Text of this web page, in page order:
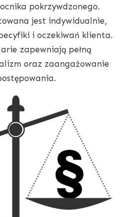
pokrzywdzonego.
jest indywidualnie,
i oczekiwań klienta.
zapewniają pełną
oraz zaangażowanie